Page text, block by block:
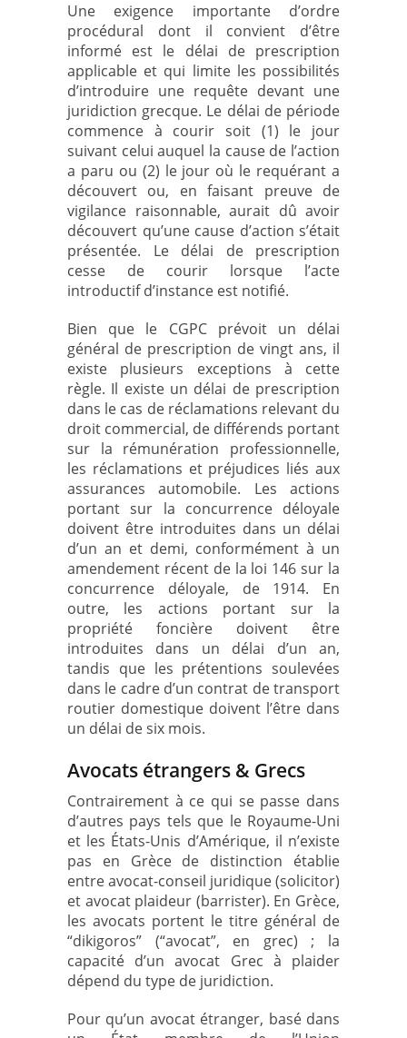
Une exigence importante d’ordre
procédural dont il convient d’être
informé est le délai de prescription
applicable et qui limite les possibilités
d’introduire une requête devant une
juridiction grecque. Le délai de période
commence à courir soit (1) le jour
suivant celui auquel la cause de l’action
a paru ou (2) le jour où le requérant a
découvert ou, en faisant preuve de
vigilance raisonnable, aurait dû avoir
découvert qu’une cause d’action s’était
présentée. Le délai de prescription
cesse de courir lorsque l’acte
introductif d’instance est notifié.
Bien que le CGPC prévoit un délai
général de prescription de vingt ans, il
existe plusieurs exceptions à cette
règle. Il existe un délai de prescription
dans le cas de réclamations relevant du
droit commercial, de différends portant
sur la rémunération professionnelle,
les réclamations et préjudices liés aux
assurances automobile. Les actions
portant sur la concurrence déloyale
doivent être introduites dans un délai
d’un an et demi, conformément à un
amendement récent de la loi 146 sur la
concurrence déloyale, de 1914. En
outre, les actions portant sur la
propriété foncière doivent être
introduites dans un délai d’un an,
tandis que les prétentions soulevées
dans le cadre d’un contrat de transport
routier domestique doivent l’être dans
un délai de six mois.
Avocats étrangers & Grecs
Contrairement à ce qui se passe dans
d’autres pays tels que le Royaume-Uni
et les États-Unis d’Amérique, il n’existe
pas en Grèce de distinction établie
entre avocat-conseil juridique (solicitor)
et avocat plaideur (barrister). En Grèce,
les avocats portent le titre général de
“dikigoros” (“avocat”, en grec) ; la
capacité d’un avocat Grec à plaider
dépend du type de juridiction.
Pour qu’un avocat étranger, basé dans